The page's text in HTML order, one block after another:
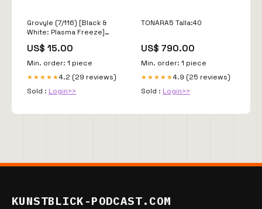
Grovyle (7/116) [Black &
White: Plasma Freeze]
US$ 15.00
Min. order: 1 piece
★★★★★4.2 (29 reviews)
Sold : Login>>
TONARA5 Talla:40
US$ 790.00
Min. order: 1 piece
★★★★★4.9 (25 reviews)
Sold : Login>>
KUNSTBLICK-PODCAST.COM